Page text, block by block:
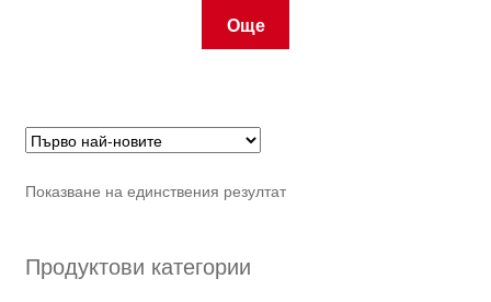
Още
Показване на единствения резултат
Продуктови категории